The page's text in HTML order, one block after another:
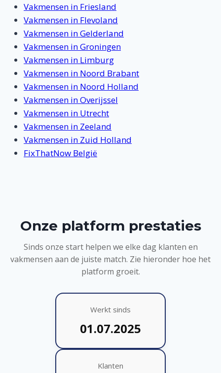
Vakmensen in Friesland
Vakmensen in Flevoland
Vakmensen in Gelderland
Vakmensen in Groningen
Vakmensen in Limburg
Vakmensen in Noord Brabant
Vakmensen in Noord Holland
Vakmensen in Overijssel
Vakmensen in Utrecht
Vakmensen in Zeeland
Vakmensen in Zuid Holland
FixThatNow België
Onze platform prestaties
Sinds onze start helpen we elke dag klanten en
vakmensen aan de juiste match. Zie hieronder hoe het
platform groeit.
Werkt sinds
01.07.2025
Klanten